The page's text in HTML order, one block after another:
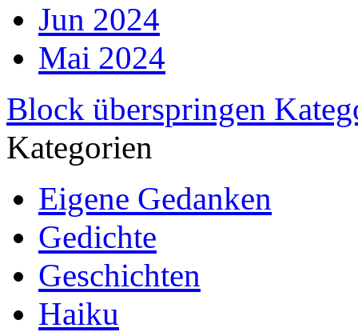
Jun 2024
Mai 2024
Block überspringen
Kategorien
Eigene Gedanken
Gedichte
Geschichten
Haiku